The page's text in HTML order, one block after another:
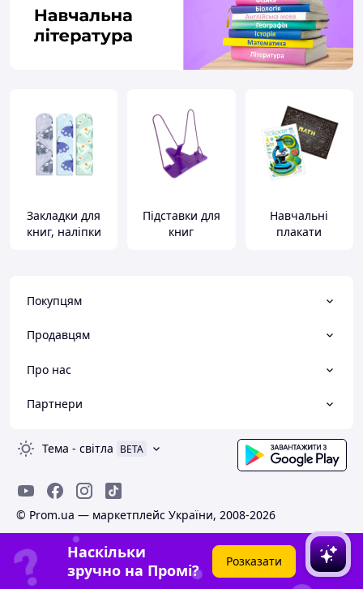
Закладки для
книг, наліпки
Підставки для
книг
Навчальні
плакати
Покупцям
Продавцям
Про нас
Партнери
Тема - світла BETA
© Prom.ua — маркетплейс України, 2008-2026
Наскільки
зручно на Промі?
Розказати